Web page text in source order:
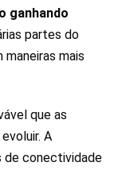
ganhando
partes do
maneiras mais
que as
A
de conectividade